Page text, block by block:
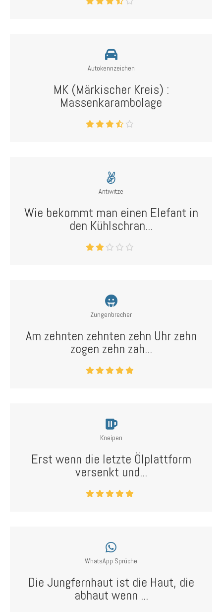
Autokennzeichen
MK (Märkischer Kreis) :
Massenkarambolage
Antiwitze
Wie bekommt man einen Elefant in
den Kühlschran...
Zungenbrecher
Am zehnten zehnten zehn Uhr zehn
zogen zehn zah...
Kneipen
Erst wenn die letzte Ölplattform
versenkt und...
WhatsApp Sprüche
Die Jungfernhaut ist die Haut, die
abhaut wenn ...